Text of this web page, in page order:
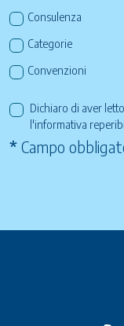
Consulenza
Categorie
Convenzioni
Dichiaro di aver
l'informativa
* Campo